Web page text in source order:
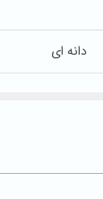
دانه ای